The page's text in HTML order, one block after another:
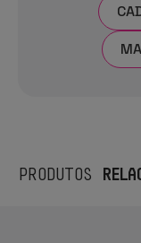
PRODUTOS